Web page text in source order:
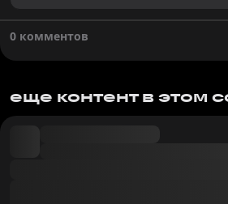
0 комментов
еще контент в этом